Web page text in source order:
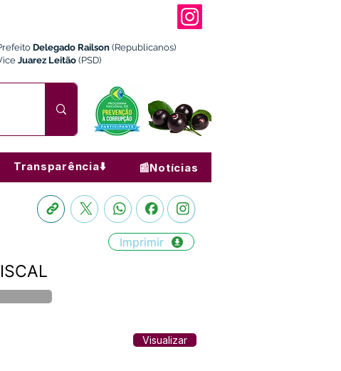
Delegado Railson (Republicanos)
Juarez Leitão (PSD)
Transparência⬇️ 📰Notícias
Imprimir
Visualizar